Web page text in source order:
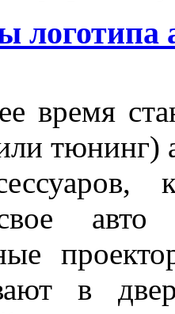
логотипа
время
тюнинг)
свое
в